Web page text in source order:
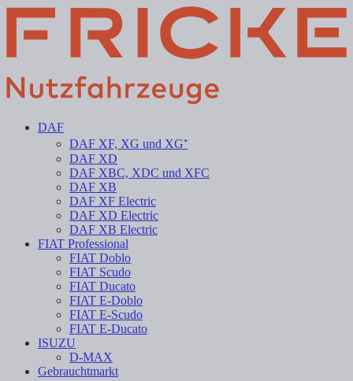
DAF
DAF XF, XG und XG⁺
DAF XD
DAF XBC, XDC und XFC
DAF XB
DAF XF Electric
DAF XD Electric
DAF XB Electric
FIAT Professional
FIAT Doblo
FIAT Scudo
FIAT Ducato
FIAT E-Doblo
FIAT E-Scudo
FIAT E-Ducato
ISUZU
D-MAX
Gebrauchtmarkt